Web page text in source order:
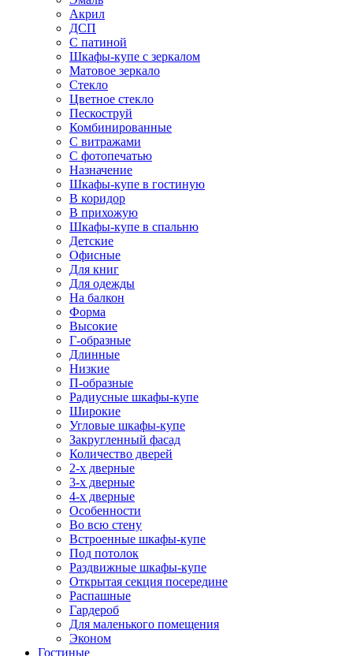
Акрил
ДСП
С патиной
Шкафы-купе с зеркалом
Матовое зеркало
Стекло
Цветное стекло
Пескоструй
Комбинированные
С витражами
С фотопечатью
Назначение
Шкафы-купе в гостиную
В коридор
В прихожую
Шкафы-купе в спальню
Детские
Офисные
Для книг
Для одежды
На балкон
Форма
Высокие
Г-образные
Длинные
Низкие
П-образные
Радиусные шкафы-купе
Широкие
Угловые шкафы-купе
Закругленный фасад
Количество дверей
2-х дверные
3-х дверные
4-х дверные
Особенности
Во всю стену
Встроенные шкафы-купе
Под потолок
Раздвижные шкафы-купе
Открытая секция посередине
Распашные
Гардероб
Для маленького помещения
Эконом
Гостиные